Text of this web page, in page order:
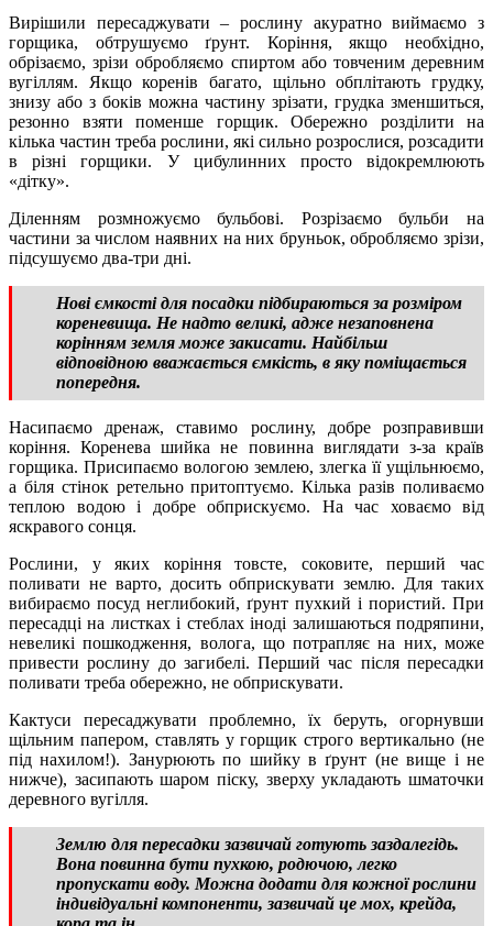
Вирішили пересаджувати – рослину акуратно виймаємо з
горщика, обтрушуємо ґрунт. Коріння, якщо необхідно,
обрізаємо, зрізи обробляємо спиртом або товченим деревним
вугіллям. Якщо коренів багато, щільно обплітають грудку,
знизу або з боків можна частину зрізати, грудка зменшиться,
резонно взяти поменше горщик. Обережно розділити на
кілька частин треба рослини, які сильно розрослися, розсадити
в різні горщики. У цибулинних просто відокремлюють
«дітку».
Діленням розмножуємо бульбові. Розрізаємо бульби на
частини за числом наявних на них бруньок, обробляємо зрізи,
підсушуємо два-три дні.
Нові ємкості для посадки підбираються за розміром
кореневища. Не надто великі, адже незаповнена
корінням земля може закисати. Найбільш
відповідною вважається ємкість, в яку поміщається
попередня.
Насипаємо дренаж, ставимо рослину, добре розправивши
коріння. Коренева шийка не повинна виглядати з-за країв
горщика. Присипаємо вологою землею, злегка її ущільнюємо,
а біля стінок ретельно притоптуємо. Кілька разів поливаємо
теплою водою і добре обприскуємо. На час ховаємо від
яскравого сонця.
Рослини, у яких коріння товсте, соковите, перший час
поливати не варто, досить обприскувати землю. Для таких
вибираємо посуд неглибокий, ґрунт пухкий і пористий. При
пересадці на листках і стеблах іноді залишаються подряпини,
невеликі пошкодження, волога, що потрапляє на них, може
привести рослину до загибелі. Перший час після пересадки
поливати треба обережно, не обприскувати.
Кактуси пересаджувати проблемно, їх беруть, огорнувши
щільним папером, ставлять у горщик строго вертикально (не
під нахилом!). Занурюють по шийку в ґрунт (не вище і не
нижче), засипають шаром піску, зверху укладають шматочки
деревного вугілля.
Землю для пересадки зазвичай готують заздалегідь.
Вона повинна бути пухкою, родючою, легко
пропускати воду. Можна додати для кожної рослини
індивідуальні компоненти, зазвичай це мох, крейда,